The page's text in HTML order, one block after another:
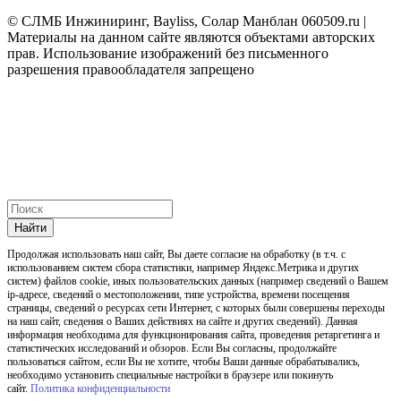
© СЛМБ Инжиниринг, Bayliss, Солар Манблан 060509.ru |
Материалы на данном сайте являются объектами авторских
прав. Использование изображений без письменного
разрешения правообладателя запрещено
Найти
Продолжая использовать наш cайт, Вы даете согласие на обработку (в т.ч. с
использованием систем сбора статистики, например Яндекс.Метрика и других
систем) файлов cookie, иных пользовательских данных (например сведений о Вашем
ip-адресе, сведений о местоположении, типе устройства, времени посещения
страницы, сведений о ресурсах сети Интернет, с которых были совершены переходы
на наш сайт, сведения о Ваших действиях на сайте и других сведений). Данная
информация необходима для функционирования сайта, проведения ретаргетинга и
статистических исследований и обзоров. Если Вы согласны, продолжайте
пользоваться сайтом, если Вы не хотите, чтобы Ваши данные обрабатывались,
необходимо установить специальные настройки в браузере или покинуть
сайт. Политика конфиденциальности